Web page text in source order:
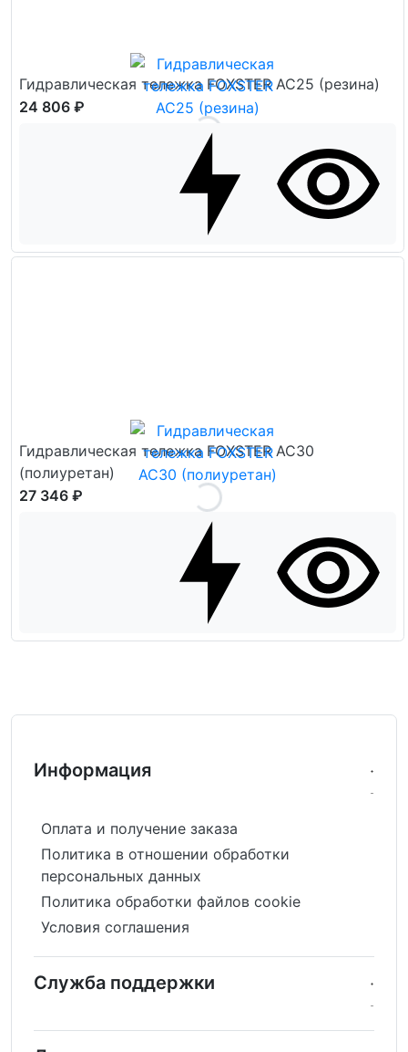
Гидравлическая тележка FOXSTER AC25 (резина)
24 806 ₽
Гидравлическая тележка FOXSTER AC30
(полиуретан)
27 346 ₽
Информация
Оплата и получение заказа
Политика в отношении обработки
персональных данных
Политика обработки файлов cookie
Условия соглашения
Служба поддержки